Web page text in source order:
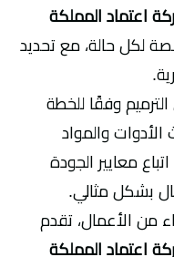
اعتماد المملكة
لكل حالة، مع تحديد
وفقًا للخطة
والمواد
معايير الجودة
بشكل مثالي.
من الأعمال، تقدم
اعتماد المملكة